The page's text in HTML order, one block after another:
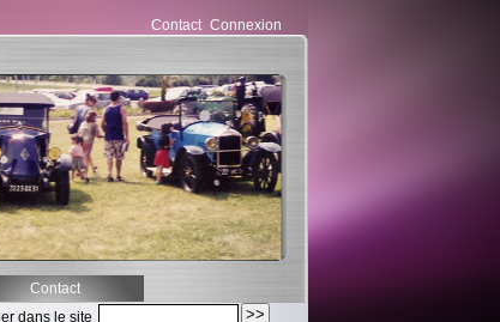
Contact Connexion
Contact
dans le site